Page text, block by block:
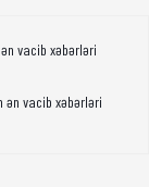
vacib xəbərləri
ən vacib xəbərləri